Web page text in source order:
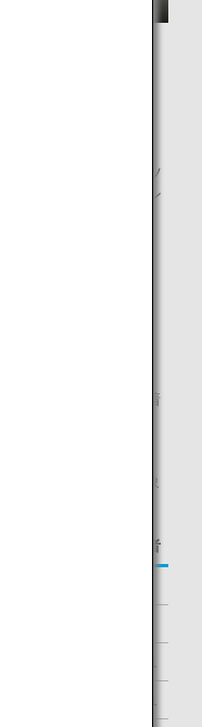
デジタル版コンテンツ
自身のスマートフォン
空会社運航便でご到着
パン(NQ)便名を除
ご到着のお客様が対象
ご同行者